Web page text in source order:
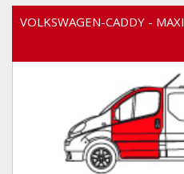
VOLKSWAGEN-CADDY - MAXI